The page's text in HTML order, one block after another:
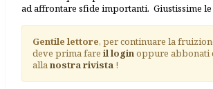
ad affrontare sfide importanti. Giustissime
Gentile lettore, per continuare la
deve prima fare il loginoppure abbonati
allanostra rivista !